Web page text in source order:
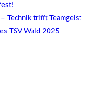
Technik trifft Teamgeist
TSV Wald 2025